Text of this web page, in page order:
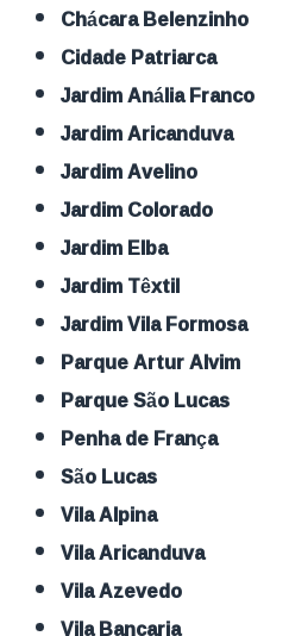
Chácara Belenzinho
Cidade Patriarca
Jardim Anália Franco
Jardim Aricanduva
Jardim Avelino
Jardim Colorado
Jardim Elba
Jardim Têxtil
Jardim Vila Formosa
Parque Artur Alvim
Parque São Lucas
Penha de França
São Lucas
Vila Alpina
Vila Aricanduva
Vila Azevedo